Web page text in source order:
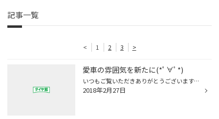
記事一覧
< 1 2 3 >
愛車の雰囲気を新たに(*ﾟ∀ﾟ*)
いつもご覧いただきありがとうございます。 本日は、天候に恵まれ早くも夏タイヤの交換作業も行いました! 明後日から早くも3月に突入するので益々暖かい天気になるよう 期待ですね(^^) さて、夏タイヤ交換に向けて「新しいホイールにしたい」 「インチアップ・車高を下げたい」なんて検討している ...
2018年2月27日